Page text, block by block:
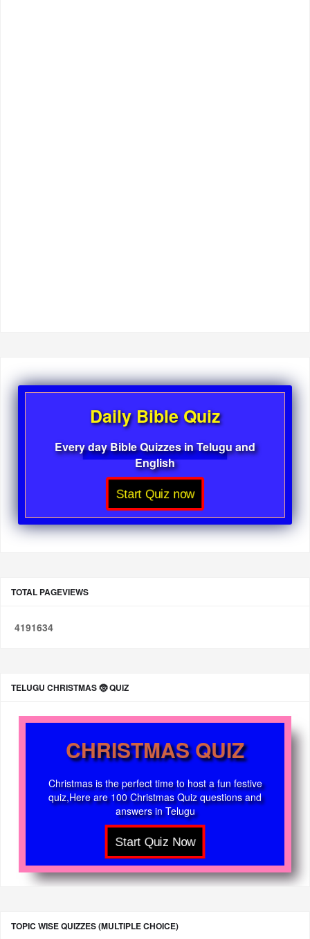
Daily Bible Quiz
Every day Bible Quizzes in Telugu and
English
Start Quiz now
TOTAL PAGEVIEWS
4191634
TELUGU CHRISTMAS 🤶 QUIZ
CHRISTMAS QUIZ
Christmas is the perfect time to host a fun festive
quiz,Here are 100 Christmas Quiz questions and
answers in Telugu
TOPIC WISE QUIZZES (MULTIPLE CHOICE)